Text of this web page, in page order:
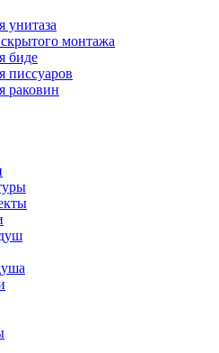
унитаза
монтажа
биде
писсуаров
раковин